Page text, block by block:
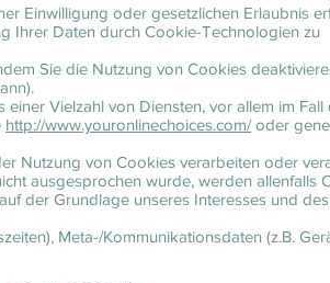
Einwilligung oder gesetzlichen Erlaubnis
Ihrer Daten durch Cookie-Technologien zu
Sie die Nutzung von Cookies
Vielzahl von Diensten, vor allem im Fall
http://www.youronlinechoices.com/oder
Nutzung von Cookies verarbeiten oder
ausgesprochen wurde, werden allenfalls
der Grundlage unseres Interesses und des
Meta-/Kommunikationsdaten (z.B.